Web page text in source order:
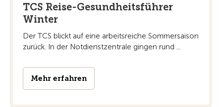
TCS Reise-Gesundheitsführer
Winter
Der TCS blickt auf eine arbeitsreiche Sommersaison
zurück. In der Notdienstzentrale gingen rund ...
Mehr erfahren